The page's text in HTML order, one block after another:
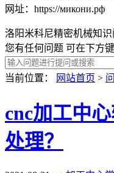
网址：https://микони.рф
洛阳米科尼精密机械知
您有任何问题 可在下方
当前位置： 网站首页 >
cnc加工中
处理？